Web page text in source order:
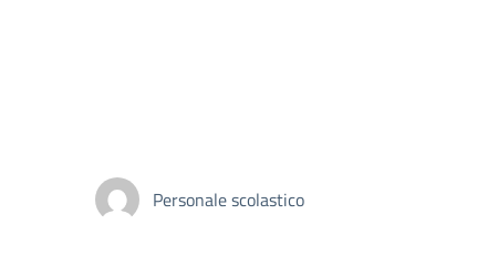
Personale scolastico